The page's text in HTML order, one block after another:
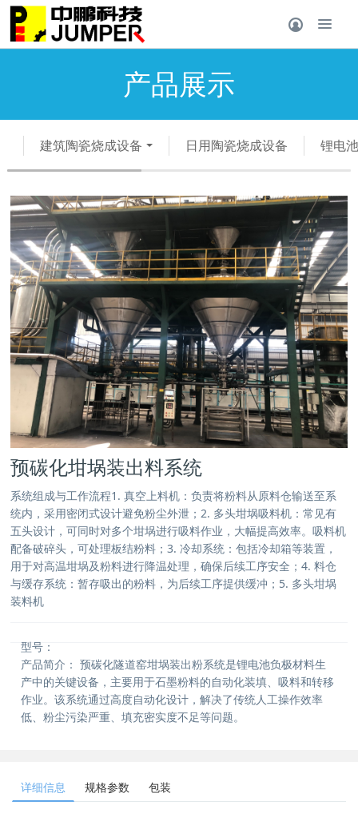
产品展示
建筑陶瓷烧成设备 日用陶瓷烧成设备 锂电
预碳化坩埚装出料系统
系统组成与工作流程1. 真空上料机‌：负责将粉料从原料仓输送至系
统内，采用密闭式设计避免粉尘外泄；2. ‌多头坩埚吸料机‌：常见有
五头设计，可同时对多个坩埚进行吸料作业，大幅提高效率。吸料机
配备破碎头，可处理板结粉料；‌3. ‌冷却系统‌：包括冷却箱等装置，
用于对高温坩埚及粉料进行降温处理，确保后续工序安全；‌4. ‌料仓
与缓存系统‌：暂存吸出的粉料，为后续工序提供缓冲；‌‌5. ‌多头坩埚
装料机
型号：
产品简介： 预碳化隧道窑坩埚装出粉系统是锂电池负极材料生
产中的关键设备，主要用于石墨粉料的自动化装填、吸料和转移
作业。该系统通过高度自动化设计，解决了传统人工操作效率
低、粉尘污染严重、填充密实度不足等问题。
详细信息 规格参数 包装